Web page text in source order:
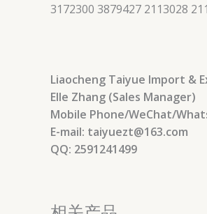
3172300 3879427 2113028
Liaocheng Taiyue Import &
Elle Zhang (Sales Manager)
Mobile Phone/WeChat/
E-mail: taiyuezt@163.com
QQ: 2591241499